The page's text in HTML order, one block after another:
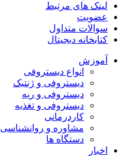
لینک های مرتبط
عضویت
سوالات متداول
کتابخانه دیجیتال
آموزش
انواع دیستروفی
دیستروفی و ژنتیک
دیستروفی و ریه
دیستروفی و تغذیه
کاردرمانی
مشاوره و روانشناسی
دستگاه ها
اخبار